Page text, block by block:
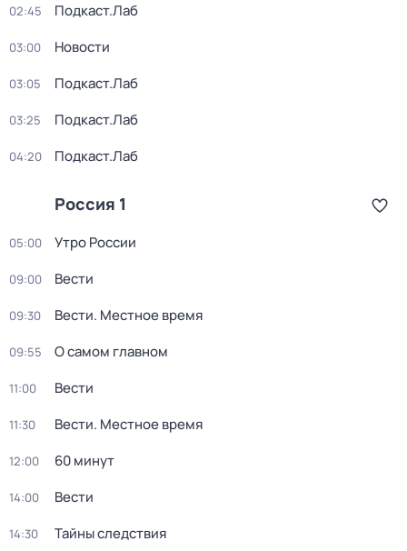
02:45 Подкаст.Лаб
03:00 Новости
03:05 Подкаст.Лаб
03:25 Подкаст.Лаб
04:20 Подкаст.Лаб
Россия 1
05:00 Утро России
09:00 Вести
09:30 Вести. Местное время
09:55 О самом главном
11:00 Вести
11:30 Вести. Местное время
12:00 60 минут
14:00 Вести
14:30 Тайны следствия